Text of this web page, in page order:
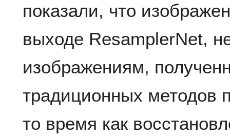
показали, что
выходе ResamplerNet,
изображениям,
традиционных методов
то время как